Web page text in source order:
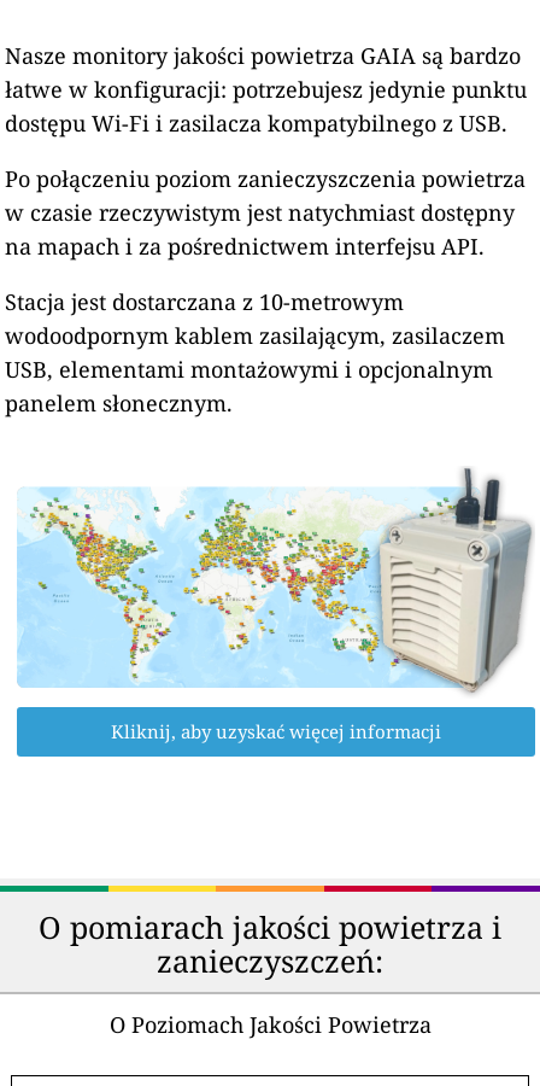
Nasze monitory jakości powietrza GAIA są bardzo
łatwe w konfiguracji: potrzebujesz jedynie punktu
dostępu Wi-Fi i zasilacza kompatybilnego z USB.
Po połączeniu poziom zanieczyszczenia powietrza
w czasie rzeczywistym jest natychmiast dostępny
na mapach i za pośrednictwem interfejsu API.
Stacja jest dostarczana z 10-metrowym
wodoodpornym kablem zasilającym, zasilaczem
USB, elementami montażowymi i opcjonalnym
panelem słonecznym.
Kliknij, aby uzyskać więcej informacji
O pomiarach jakości powietrza i
zanieczyszczeń:
O Poziomach Jakości Powietrza